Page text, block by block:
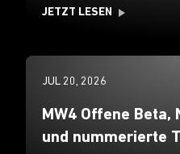
JETZT LESEN
JUL 20, 2026
MW4 Offene Beta,
und nummerierte